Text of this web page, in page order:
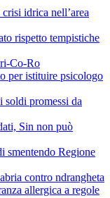
idrica nell’area
rispetto tempistiche
Co-Ro
per istituire psicologo
promessi da
Sin non può
smentendo Regione
contro ndrangheta
allergica a regole